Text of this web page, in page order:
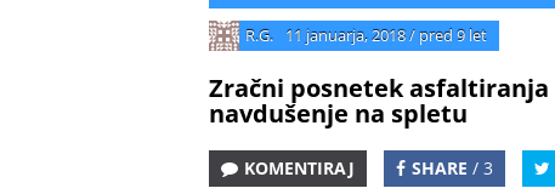
R.G. 11 januarja, 2018/ pred 9 let
Zračni posnetek
navdušenje na spletu
KOMENTIRAJ SHARE / 3